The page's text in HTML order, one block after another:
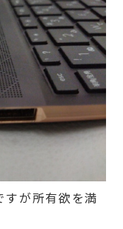
すが所有欲を満